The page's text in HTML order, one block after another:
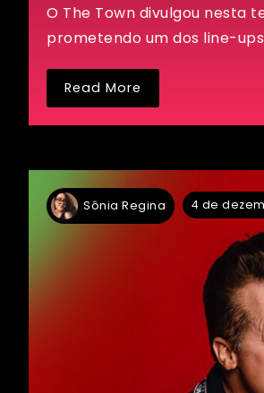
O The Town divulgou nesta
prometendo um dos line-
Read More
Sônia Regina 4 de